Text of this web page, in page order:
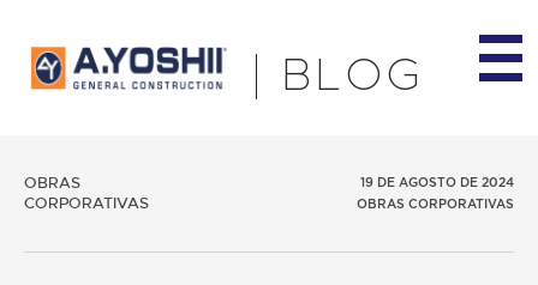
BLOG
OBRAS
CORPORATIVAS
19 DE AGOSTO DE 2024
OBRAS CORPORATIVAS